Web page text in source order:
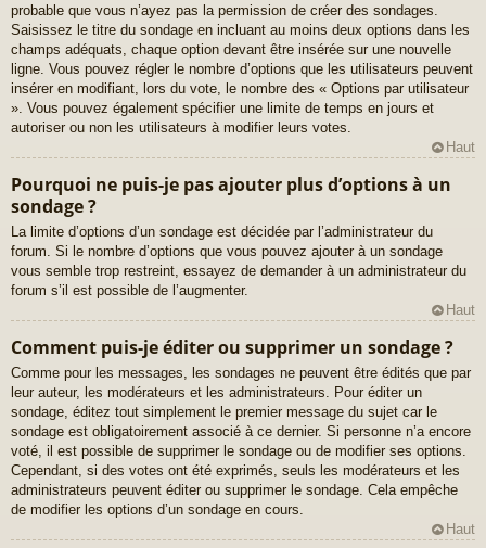
probable que vous n’ayez pas la permission de créer des sondages.
Saisissez le titre du sondage en incluant au moins deux options dans les
champs adéquats, chaque option devant être insérée sur une nouvelle
ligne. Vous pouvez régler le nombre d’options que les utilisateurs peuvent
insérer en modifiant, lors du vote, le nombre des « Options par utilisateur
». Vous pouvez également spécifier une limite de temps en jours et
autoriser ou non les utilisateurs à modifier leurs votes.
Haut
Pourquoi ne puis-je pas ajouter plus d’options à un
sondage ?
La limite d’options d’un sondage est décidée par l’administrateur du
forum. Si le nombre d’options que vous pouvez ajouter à un sondage
vous semble trop restreint, essayez de demander à un administrateur du
forum s’il est possible de l’augmenter.
Haut
Comment puis-je éditer ou supprimer un sondage ?
Comme pour les messages, les sondages ne peuvent être édités que par
leur auteur, les modérateurs et les administrateurs. Pour éditer un
sondage, éditez tout simplement le premier message du sujet car le
sondage est obligatoirement associé à ce dernier. Si personne n’a encore
voté, il est possible de supprimer le sondage ou de modifier ses options.
Cependant, si des votes ont été exprimés, seuls les modérateurs et les
administrateurs peuvent éditer ou supprimer le sondage. Cela empêche
de modifier les options d’un sondage en cours.
Haut